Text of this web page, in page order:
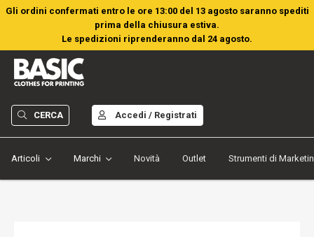
Gli ordini confermati entro le ore 13:00 del 13 agosto saranno spediti
prima della chiusura estiva.
Le spedizioni riprenderanno dal 24 agosto.
Articoli Marchi Novità Outlet Strumenti di
CERCA Accedi / Registrati